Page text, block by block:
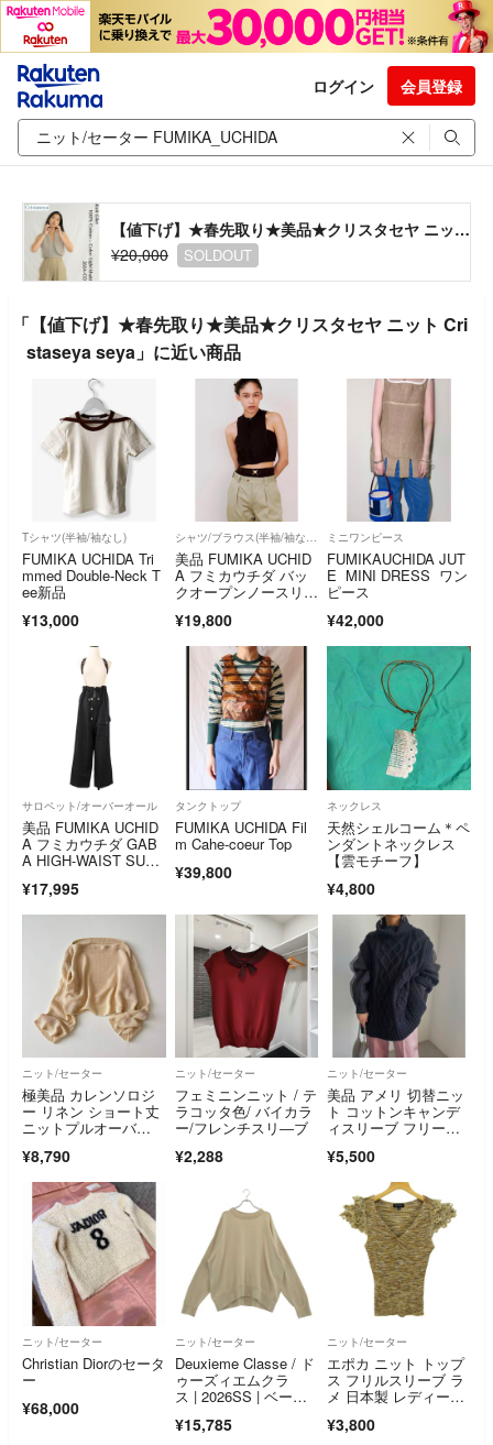
ログイン 会員登録
【値下げ】★春先取り★美品★クリスタセヤ ニット Cristaseya seya
¥20,000
SOLDOUT
「【値下げ】★春先取り★美品★クリスタセヤ ニット Cri
staseya seya」に近い商品
Tシャツ(半袖/袖なし)
FUMIKA UCHIDA Tri
mmed Double-Neck T
ee新品
¥13,000
シャツ/ブラウス(半袖/袖なし)
美品 FUMIKA UCHID
A フミカウチダ バッ
クオープンノースリー
ン シルク混 日本 ベス
ト ビスチェ
¥19,800
ミニワンピース
FUMIKAUCHIDA JUT
E MINI DRESS ワン
ピース
¥42,000
サロペット/オーバーオール
美品 FUMIKA UCHID
A フミカウチダ GAB
A HIGH-WAIST SUSP
ンダーパンツ FU-E-P
T005 サイズ36 ブラッ
古 USED
¥17,995
タンクトップ
FUMIKA UCHIDA Fil
m Cahe-coeur Top
¥39,800
ネックレス
天然シェルコーム＊ペ
ンダントネックレス
【雲モチーフ】
¥4,800
ニット/セーター
極美品 カレンソロジ
ー リネン ショート丈
ニットプルオーバ
¥8,790
ニット/セーター
フェミニンニット / テ
ラコッタ色/ バイカラ
ー/フレンチスリ―ブ
¥2,288
ニット/セーター
美品 アメリ 切替ニッ
ト コットンキャンデ
ィスリーブ フリーサ
¥5,500
ニット/セーター
Christian Diorのセータ
ー
¥68,000
ニット/セーター
Deuxieme Classe / ド
ゥーズィエムクラ
ス | 2026SS | ベーシ
ュ | レディース
¥15,785
ニット/セーター
エポカ ニット トップ
ス フリルスリーブ ラ
メ 日本製 レディー
ウン EPOCA
¥3,800